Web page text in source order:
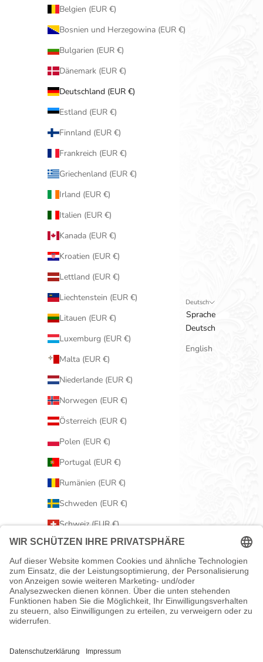
Belgien (EUR €)
Bosnien und Herzegowina (EUR €)
Bulgarien (EUR €)
Dänemark (EUR €)
Deutschland (EUR €)
Estland (EUR €)
Finnland (EUR €)
Frankreich (EUR €)
Griechenland (EUR €)
Irland (EUR €)
Italien (EUR €)
Kanada (EUR €)
Kroatien (EUR €)
Lettland (EUR €)
Liechtenstein (EUR €)
Litauen (EUR €)
Luxemburg (EUR €)
Malta (EUR €)
Niederlande (EUR €)
Norwegen (EUR €)
Österreich (EUR €)
Polen (EUR €)
Portugal (EUR €)
Rumänien (EUR €)
Schweden (EUR €)
Schweiz (EUR €)
Serbien (EUR €)
Slowakei (EUR €)
Slowenien (EUR €)
Spanien (EUR €)
Ungarn (EUR €)
Deutsch
Sprache
Deutsch
English